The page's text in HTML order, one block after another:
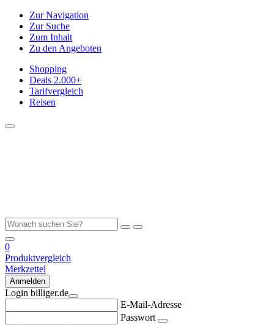
Zur Navigation
Zur Suche
Zum Inhalt
Zu den Angeboten
Shopping
Deals 2.000+
Tarifvergleich
Reisen
0
Produktvergleich
Merkzettel
Anmelden
Login billiger.de
E-Mail-Adresse
Passwort